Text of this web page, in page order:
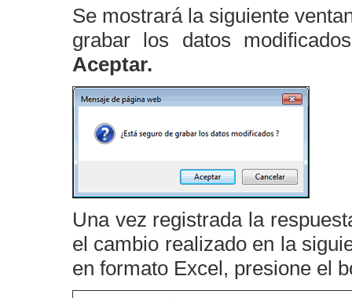
Se mostrará la siguiente
grabar los datos
Aceptar.
Una vez registrada la
el cambio realizado en la
en formato Excel, presione el